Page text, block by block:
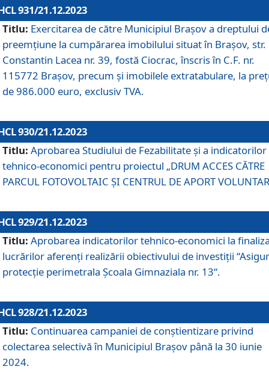
931/21.12.2023
Titlu: Exercitarea de către Municipiul Brașov a dreptului
preemțiune la cumpărarea imobilului situat în Brașov, str.
Constantin Lacea nr. 39, fostă Ciocrac, înscris în C.F. nr.
115772 Brașov, precum și imobilele extratabulare, la
de 986.000 euro, exclusiv TVA.
930/21.12.2023
Titlu: Aprobarea Studiului de Fezabilitate și a indicatorilor
tehnico-economici pentru proiectul „DRUM ACCES CĂTRE
PARCUL FOTOVOLTAIC ȘI CENTRUL DE APORT
929/21.12.2023
Titlu: Aprobarea indicatorilor tehnico-economici la
lucrărilor aferenți realizării obiectivului de investiții
protecție perimetrala Școala Gimnaziala nr. 13“.
928/21.12.2023
Titlu: Continuarea campaniei de conștientizare privind
colectarea selectivă în Municipiul Braşov până la 30 iunie
2024.